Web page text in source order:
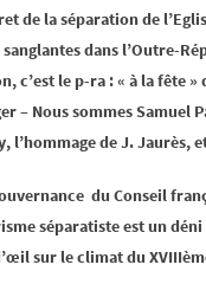
de la séparation de
sanglantes dans l’Outre-
c’est le p-ra : « à la fête »
– Nous sommes Samuel
l’hommage de J. Jaurès,
du Conseil
séparatiste est un
sur le climat du